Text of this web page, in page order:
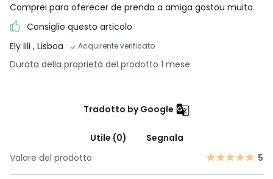
Comprei para oferecer de prenda a amiga gostou muito.
Consiglio questo articolo
Ely lili , Lisboa Acquirente verificato
Durata della proprietà del prodotto 1 mese
Tradotto by Google
Utile (0)
Segnala
Valore del prodotto
5